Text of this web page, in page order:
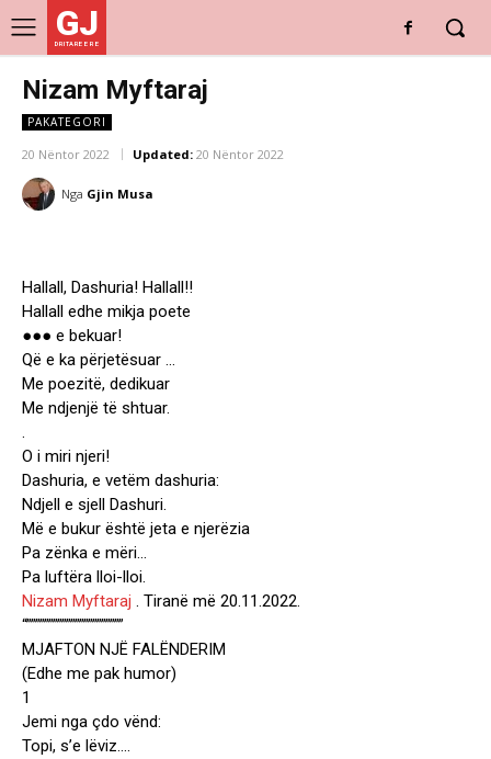
GJ
DRITARE E RE
Nizam Myftaraj
PAKATEGORI
20 Nëntor 2022 Updated: 20 Nëntor 2022
Nga Gjin Musa
Hallall, Dashuria! Hallall!!
Hallall edhe mikja poete
●●● e bekuar!
Që e ka përjetësuar …
Me poezitë, dedikuar
Me ndjenjë të shtuar.
.
O i miri njeri!
Dashuria, e vetëm dashuria:
Ndjell e sjell Dashuri.
Më e bukur është jeta e njerëzia
Pa zënka e mëri…
Pa luftëra lloi-lloi.
Nizam Myftaraj . Tiranë më 20.11.2022.
“””””””””””””””””””””””
MJAFTON NJË FALËNDERIM
(Edhe me pak humor)
1
Jemi nga çdo vënd:
Topi, s’e lëviz….